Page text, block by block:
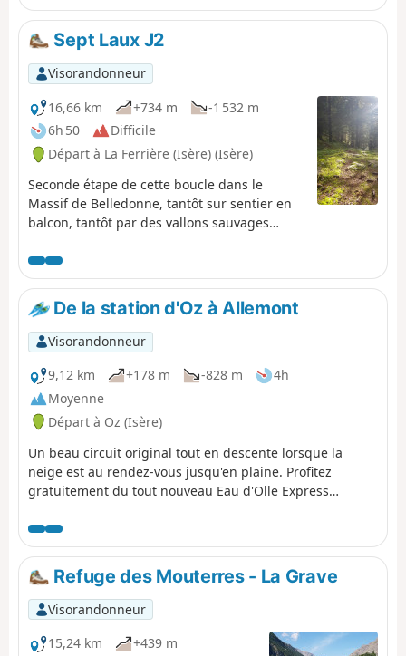
Sept Laux J2
Visorandonneur
16,66 km
+734 m
-1 532 m
6h 50
Difficile
Départ à La Ferrière (Isère) (Isère)
Seconde étape de cette boucle dans le
Massif de Belledonne, tantôt sur sentier en
balcon, tantôt par des vallons sauvages
⚠️15/06/2026 : un arrêté signale un
éboulement au niveau du cul de la vieille
entre 2 et 3, ne permettant pas de suivre cet
itinéraire. Il faut contourner par le GR®738.
Merci de nous indiquer dans les messages si
vous avez des informations concernant la
levée de cet arrêté.
De la station d'Oz à Allemont
Visorandonneur
9,12 km
+178 m -828 m
4h
Moyenne
Départ à Oz (Isère)
Un beau circuit original tout en descente lorsque la
neige est au rendez-vous jusqu'en plaine. Profitez
gratuitement du tout nouveau Eau d'Olle Express
vallée.
Refuge des Mouterres - La Grave
Visorandonneur
15,24 km
+439 m